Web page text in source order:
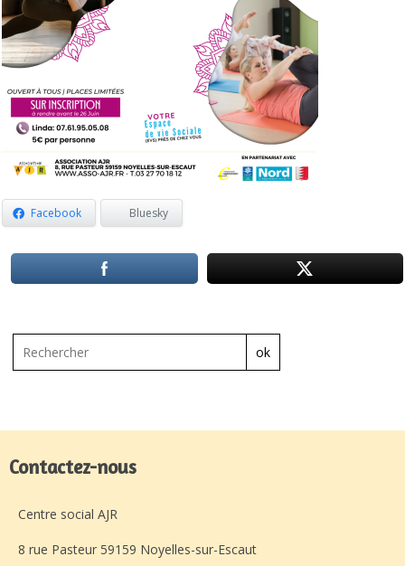
Facebook Bluesky
ok
Contactez-nous
Centre social AJR
8 rue Pasteur 59159 Noyelles-sur-Escaut